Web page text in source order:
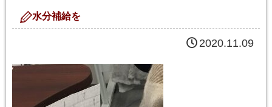
水分補給を
2020.11.09